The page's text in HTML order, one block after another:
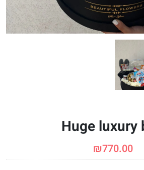
Huge luxury
₪770.00